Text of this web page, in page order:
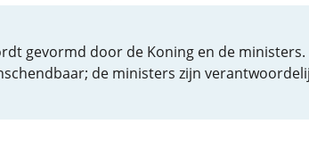
gevormd door de Koning en de ministers.
de ministers zijn